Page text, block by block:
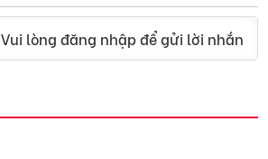
Vui lòng đăng nhập để gửi lời nhắn